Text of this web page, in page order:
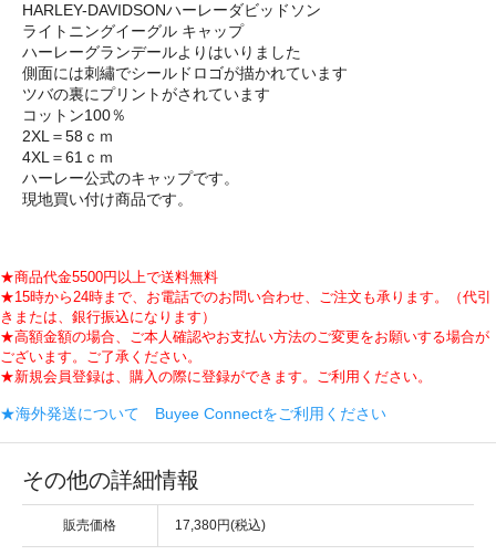
HARLEY-DAVIDSONハーレーダビッドソン
ライトニングイーグル キャップ
ハーレーグランデールよりはいりました
側面には刺繡でシールドロゴが描かれています
ツバの裏にプリントがされています
コットン100％
2XL＝58ｃｍ
4XL＝61ｃｍ
ハーレー公式のキャップです。
現地買い付け商品です。
★商品代金5500円以上で送料無料
★15時から24時まで、お電話でのお問い合わせ、ご注文も承ります。（代引
きまたは、銀行振込になります）
★高額金額の場合、ご本人確認やお支払い方法のご変更をお願いする場合が
ございます。ご了承ください。
★新規会員登録は、購入の際に登録ができます。ご利用ください。
★海外発送について Buyee Connectをご利用ください
その他の詳細情報
販売価格 17,380円(税込)